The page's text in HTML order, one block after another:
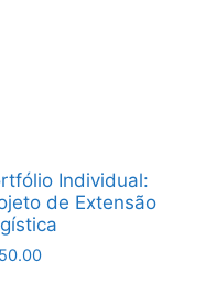
Individual:
de Extensão